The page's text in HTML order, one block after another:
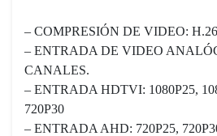
– COMPRESIÓN DE VIDEO:
– ENTRADA DE VIDEO
CANALES.
– ENTRADA HDTVI: 1080P25,
720P30
– ENTRADA AHD: 720P25,